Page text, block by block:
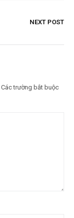
NEXT POST
Các trường bắt buộc